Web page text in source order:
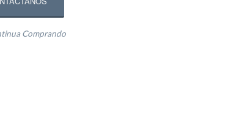
Comprando